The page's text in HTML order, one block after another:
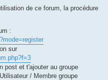
de ce forum, la procédure
:
sur
post et t'ajouter au groupe
/ Membre groupe